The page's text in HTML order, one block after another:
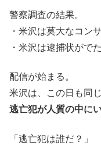
警察調査の結果。
・米沢は莫大なコン
・米沢は逮捕状がで
配信が始まる。
米沢は、この日も同
逃亡犯が人質の中にい
「逃亡犯は誰だ？」